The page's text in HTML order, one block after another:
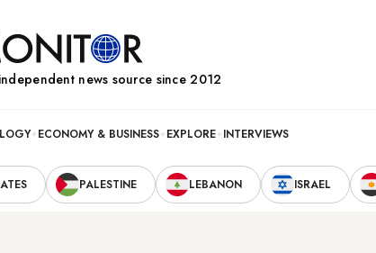
news source since 2012
ECONOMY & BUSINESS EXPLORE INTERVIEWS
PALESTINE LEBANON ISRAEL